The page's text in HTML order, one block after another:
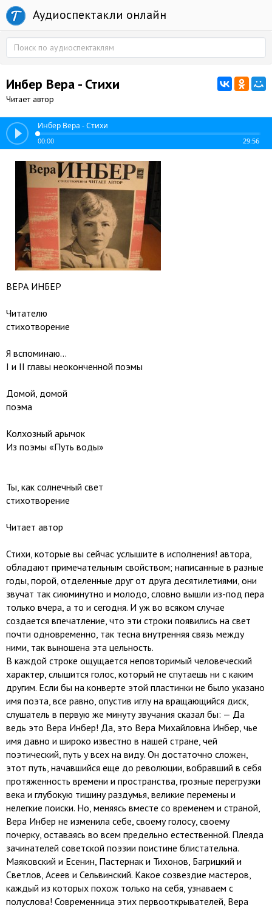
Аудиоспектакли онлайн
Инбер Вера - Стихи
Читает автор
Инбер Вера - Стихи
00:00 29:56
ВЕРА ИНБЕР
Читателю
стихотворение
Я вспоминаю...
I и II главы неоконченной поэмы
Домой, домой
поэма
Колхозный арычок
Из поэмы «Путь воды»
Ты, как солнечный свет
стихотворение
Читает автор
Стихи, которые вы сейчас услышите в исполнения! автора,
обладают примечательным свойством; написанные в разные
годы, порой, отделенные друг от друга десятилетиями, они
звучат так сиюминутно и молодо, словно вышли из-под пера
только вчера, а то и сегодня. И уж во всяком случае
создается впечатление, что эти строки появились на свет
почти одновременно, так тесна внутренняя связь между
ними, так выношена эта цельность.
В каждой строке ощущается неповторимый человеческий
характер, слышится голос, который не спутаешь ни с каким
другим. Если бы на конверте этой пластинки не было указано
имя поэта, все равно, опустив иглу на вращающийся диск,
слушатель в первую же минуту звучания сказал бы: — Да
ведь это Вера Инбер! Да, это Вера Михайловна Инбер, чье
имя давно и широко известно в нашей стране, чей
поэтический, путь у всех на виду. Он достаточно сложен,
этот путь, начавшийся еще до революции, вобравший в себя
протяженность времени и пространства, грозные перегрузки
века и глубокую тишину раздумья, великие перемены и
нелегкие поиски. Но, меняясь вместе со временем и страной,
Вера Инбер не изменила себе, своему голосу, своему
почерку, оставаясь во всем предельно естественной. Плеяда
зачинателей советской поэзии поистине блистательна.
Маяковский и Есенин, Пастернак и Тихонов, Багрицкий и
Светлов, Асеев и Сельвинский. Какое созвездие мастеров,
каждый из которых похож только на себя, узнаваем с
полуслова! Современница этих первооткрывателей, Вера